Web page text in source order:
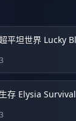
存 Elysia Survival